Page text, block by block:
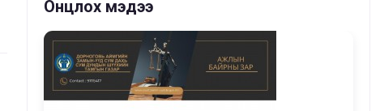
Онцлох мэдээ